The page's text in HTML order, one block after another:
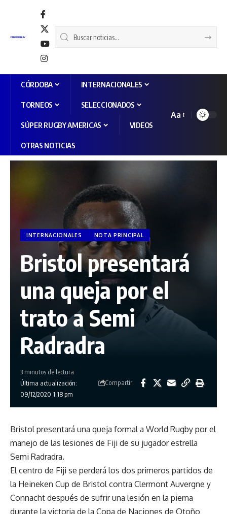
CÓRDOBA INTERNACIONALES
TORNEOS SELECCIONADOS
SÚPER RUGBY AMERICAS VIDEOS
OTRAS NOTICIAS
Aa
INTERNACIONALES NOTA PRINCIPAL
Bristol presentará
una queja por el
trato a Semi
Radradra
Última actualización:
09/12/2020 1:18 pm
3 minutos de lectura
Compartir
Bristol presentará una queja formal a World Rugby por el
manejo de las lesiones de Fiji de su jugador estrella
Semi Radradra.
El centro de Fiji se perderá los dos primeros partidos de
la Heineken Cup de Bristol contra Clermont Auvergne y
Connacht después de sufrir una lesión en la pierna
durante la victoria de la Copa de Naciones de Otoño